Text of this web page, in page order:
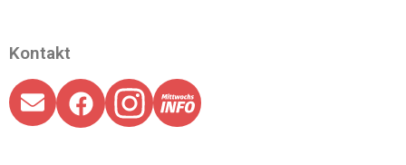
Kontakt